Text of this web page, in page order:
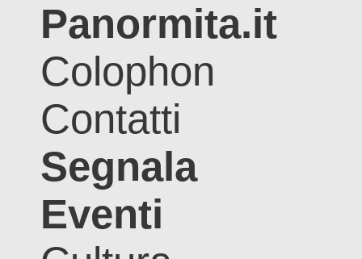
Panormita.it
Colophon
Contatti
Segnala
Eventi